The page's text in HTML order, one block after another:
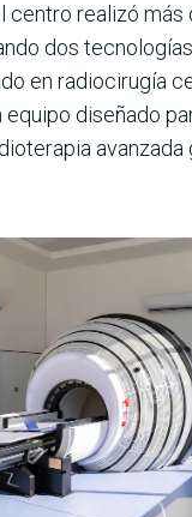
centro realizó más
dos
en radiocirugía
equipo diseñado
avanzada